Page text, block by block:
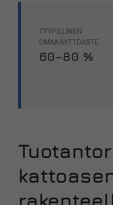
TYYPILLINEN
OMAKÄYTTÖASTE
60–80 %